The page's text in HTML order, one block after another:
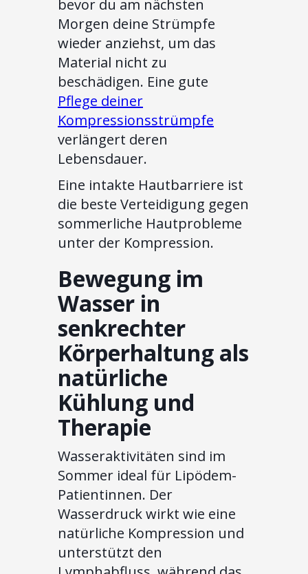
bevor du am nächsten
Morgen deine Strümpfe
wieder anziehst, um das
Material nicht zu
beschädigen. Eine gute
Pflege deiner
Kompressionsstrümpfe
verlängert deren
Lebensdauer.
Eine intakte Hautbarriere ist
die beste Verteidigung gegen
sommerliche Hautprobleme
unter der Kompression.
Bewegung im
Wasser in
senkrechter
Körperhaltung als
natürliche
Kühlung und
Therapie
Wasseraktivitäten sind im
Sommer ideal für Lipödem-
Patientinnen. Der
Wasserdruck wirkt wie eine
natürliche Kompression und
unterstützt den